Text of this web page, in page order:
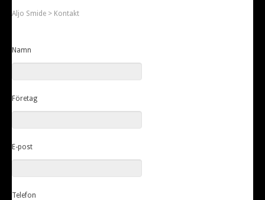
Aljo Smide > Kontakt
Namn
Företag
E-post
Telefon